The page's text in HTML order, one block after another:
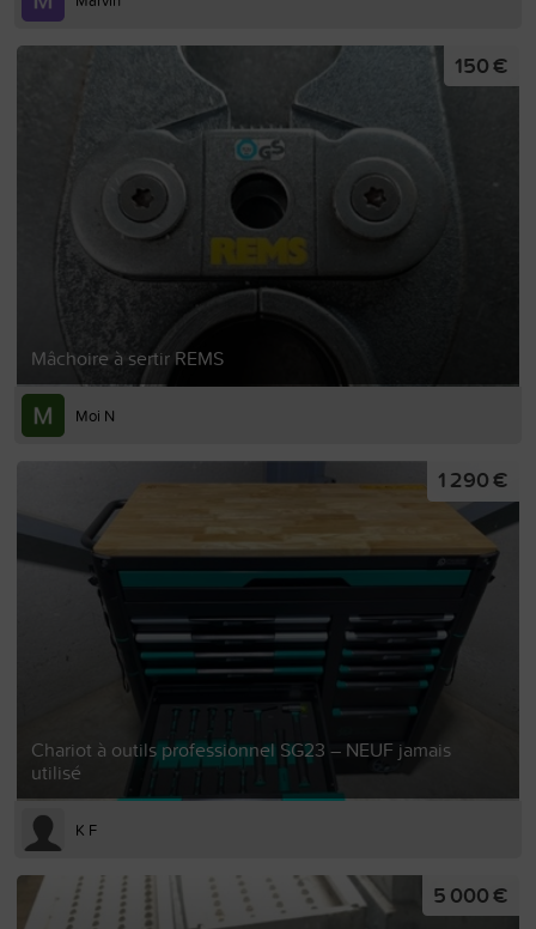
Mâchoire à sertir REMS
150 €
Moi N
Chariot à outils professionnel SG23 – NEUF jamais
utilisé
1 290 €
K F
5 000 €